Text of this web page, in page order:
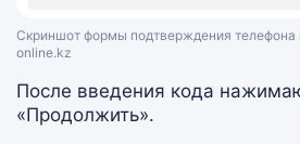
Скриншот формы подтверждения телефона
online.kz
После введения кода
«Продолжить».